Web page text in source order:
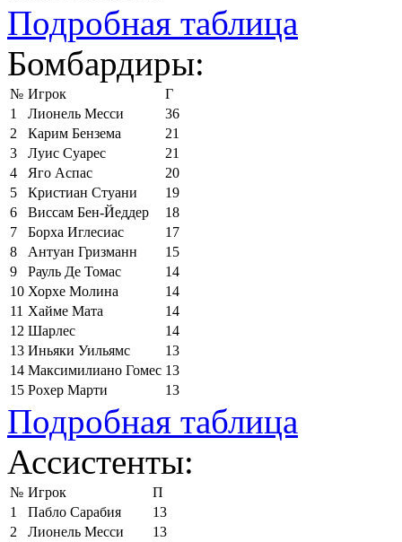
Подробная таблица
Бомбардиры:
№ Игрок
Г
1
Лионель Месси
36
2
Карим Бензема
21
3
Луис Суарес
21
4
Яго Аспас
20
5
Кристиан Стуани
19
6
Виссам Бен-Йеддер
18
7
Борха Иглесиас
17
8
Антуан Гризманн
15
9
Рауль Де Томас
14
10 Хорхе Молина
14
11 Хайме Мата
14
12 Шарлес
14
13 Иньяки Уильямс
13
14 Максимилиано Гомес 13
15 Рохер Марти 13
Подробная таблица
Ассистенты:
№ Игрок
П
1
Пабло Сарабия
13
2
Лионель Месси
13